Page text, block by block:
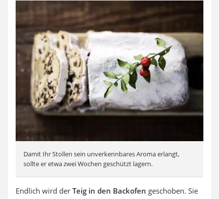
Damit Ihr Stollen sein unverkennbares Aroma erlangt,
sollte er etwa zwei Wochen geschützt lagern.
Endlich wird der Teig in den Backofen geschoben. Sie